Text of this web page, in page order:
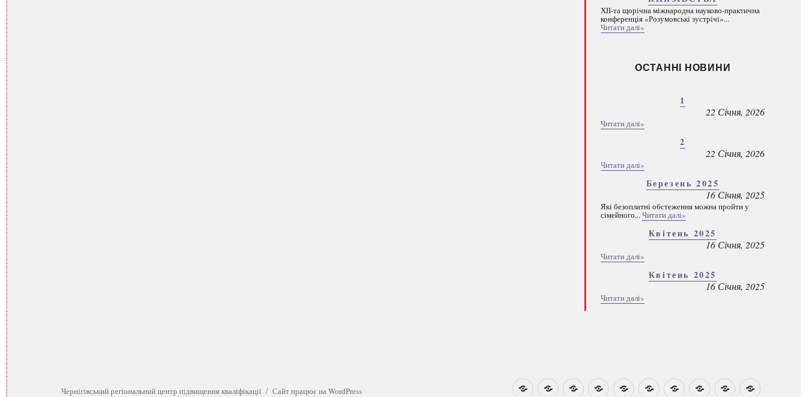
ХІІ-та щорічна міжнародна науково-практична
конференція «Розумовські зустрічі»...
Читати далі»
ОСТАННІ НОВИНИ
1
22 Січня, 2026
Читати далі»
2
22 Січня, 2026
Читати далі»
Березень 2025
16 Січня, 2025
Які безоплатні обстеження можна пройти у
сімейного...Читати далі»
Квітень 2025
16 Січня, 2025
Читати далі»
Квітень 2025
16 Січня, 2025
Читати далі»
НовиниНавчально-
Ми
Звіти Про
План Розумовські
Реєстрація
КаталогЯкі
Чернігівський регіональний центр підвищення кваліфікації Сайт працює на WordPress